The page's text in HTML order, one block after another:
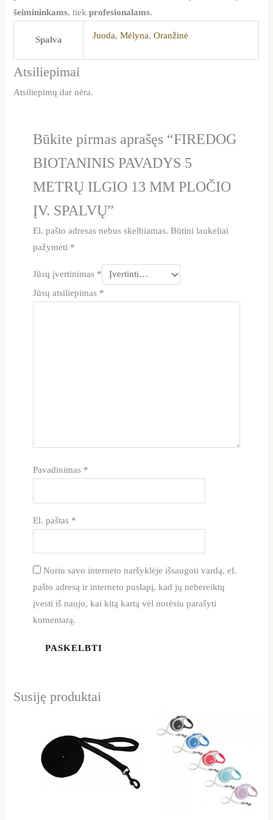
šeimininkams, tiekprofesionalams.
Spalva Juoda,Mėlyna,Oranžinė
Atsiliepimai
Atsiliepimų dar nėra.
Būkite pirmas aprašęs “FIREDOG
BIOTANINIS PAVADYS 5
METRŲ ILGIO 13 MM PLOČIO
ĮV. SPALVŲ”
El. pašto adresas nebus skelbiamas. Būtini laukeliai
pažymėti *
Jūsų įvertinimas *
Jūsų atsiliepimas *
Pavadinimas *
El. paštas *
Noriu savo interneto naršyklėje išsaugoti vardą, el.
pašto adresą ir interneto puslapį, kad jų nebereiktų
įvesti iš naujo, kai kitą kartą vėl norėsiu parašyti
komentarą.
Susiję produktai
19,99 €
through
26,99 €
has
multiple
multiple
variants.
The